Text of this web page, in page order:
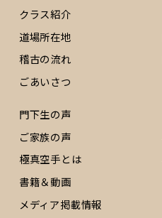
クラス紹介
道場所在地
稽古の流れ
ごあいさつ
門下生の声
ご家族の声
極真空手とは
書籍＆動画
メディア掲載情報